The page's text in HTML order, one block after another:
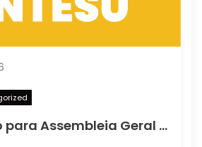
Convocação para Assembleia Geral Extraordinária